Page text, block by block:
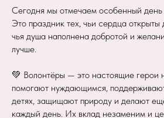
Сегодня мы отмечаем особенный
Это праздник тех, чьи сердца
чья душа наполнена добротой и
лучше.
💚 Волонтёры — это настоящие герои
помогают нуждающимся,
детях, защищают природу и делают
каждый день. Их вклад незаменим и